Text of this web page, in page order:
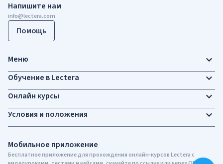
Напишите нам
info@lectera.com
Помощь
Мобильное приложение
Бесплатное приложение для прохождения онлайн-курсов Lectera c
Меню
Обучение в Lectera
Онлайн курсы
Условия и положения